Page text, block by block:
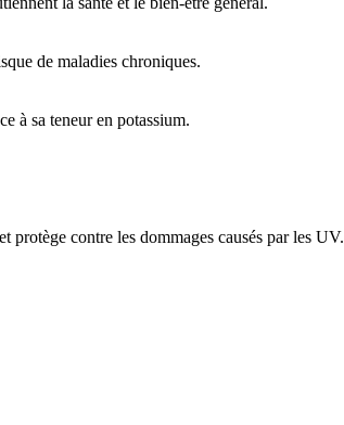
de maladies chroniques.
à sa teneur en potassium.
protège contre les dommages causés par les UV.